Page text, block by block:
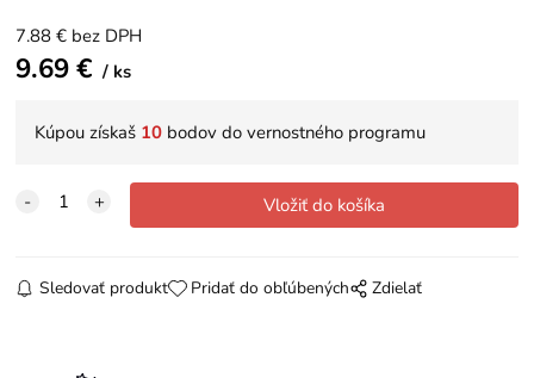
7.88 € bez DPH
9.69€ ks
Kúpou získaš 10 bodov do vernostného programu
Sledovať produkt Pridať do obľúbených Zdielať